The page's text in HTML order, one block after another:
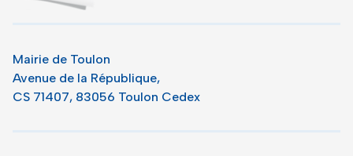
Mairie de Toulon
Avenue de la République,
CS 71407, 83056 Toulon Cedex